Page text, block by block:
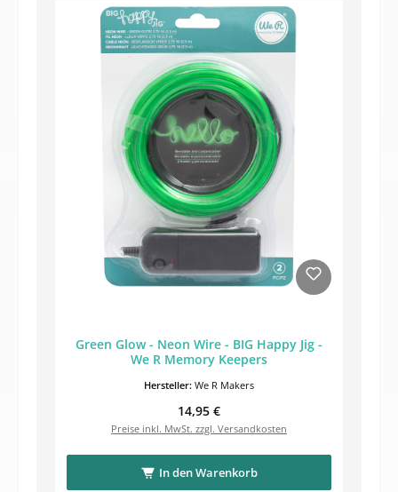
Green Glow - Neon Wire - BIG Happy Jig -
We R Memory Keepers
Hersteller: We R Makers
Regulärer Preis:
14,95 €
Preise inkl. MwSt. zzgl. Versandkosten
In den Warenkorb